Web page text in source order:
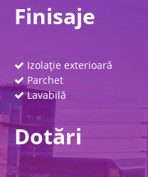
Finisaje
Izolaţie exterioară
Parchet
Lavabilă
Dotări